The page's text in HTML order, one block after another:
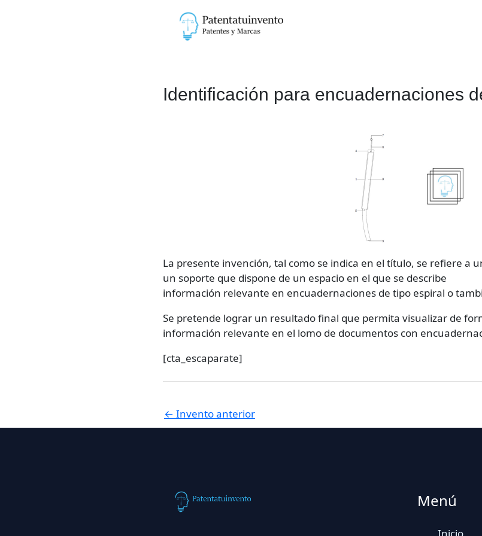
Identificación para encuadernaciones
La presente invención, tal como se indica en el título, se refiere a
un soporte que dispone de un espacio en el que se describe
información relevante en encuadernaciones de tipo espiral o
Se pretende lograr un resultado final que permita visualizar de
información relevante en el lomo de documentos con
[cta_escaparate]
← Invento anterior
Menú